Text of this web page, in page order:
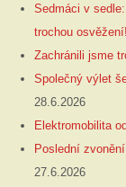
Sedmáci v
trochou osvěžení!
Zachránili jsme
Společný výlet
28.6.2026
Elektromobilita
Poslední
27.6.2026